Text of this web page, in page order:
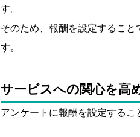
す。
そのため、報酬を設定するこ
す。
サービスへの関心を高
アンケートに報酬を設定するこ